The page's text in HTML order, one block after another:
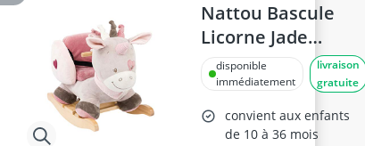
Nattou Bascule
Licorne Jade
987301
disponible
immédiatement
livraison
gratuite
convient aux enfants
de 10 à 36 mois